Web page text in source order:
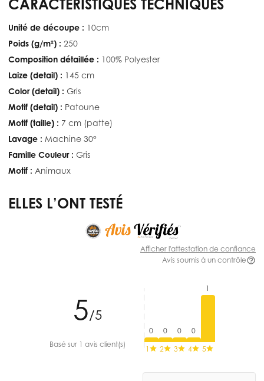
CARACTÉRISTIQUES TECHNIQUES
Unité de découpe : 10cm
Poids (g/m²) : 250
Composition détaillée : 100% Polyester
Laize (detail) : 145 cm
Color (detail) : Gris
Motif (detail) : Patoune
Motif (taille) : 7 cm (patte)
Lavage : Machine 30°
Famille Couleur : Gris
Motif : Animaux
ELLES L’ONT TESTÉ
Afficher l'attestation de confiance
Avis soumis à un contrôle
5/5
Basé sur 1 avis client(s)
0
1
0
2
0
3
0
4
1
5